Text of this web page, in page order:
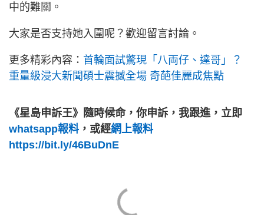
中的難關。
大家是否支持她入圍呢？歡迎留言討論。
更多精彩內容： 首輪面試驚現「八両仔、達哥」？
重量級浸大新聞碩士震撼全場 奇葩佳麗成焦點
《星島申訴王》隨時候命，你申訴，我跟進，立即
whatsapp報料，或經網上報料
https://bit.ly/46BuDnE